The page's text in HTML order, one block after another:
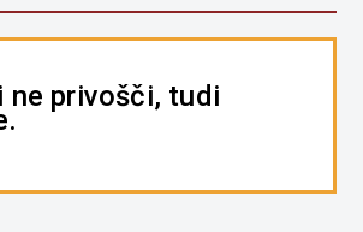
ne privošči, tudi